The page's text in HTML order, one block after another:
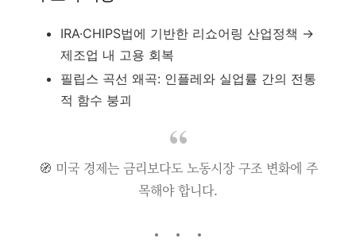
IRA·CHIPS법에 기반한 리쇼어링 산업정책 →
제조업 내 고용 회복
필립스 곡선 왜곡: 인플레와 실업률 간의 전통
적 함수 붕괴
🧭 미국 경제는 금리보다도 노동시장 구조 변화에 주
목해야 합니다.